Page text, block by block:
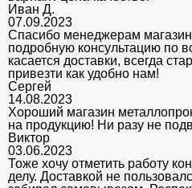
Иван Д.
07.09.2023
Спасибо менеджерам
подробную консультацию по
касается доставки, всегда
привезти как удобно нам!
Сергей
14.08.2023
Хороший магазин
на продукцию! Ни разу не
Виктор
03.06.2023
Тоже хочу отметить работу
делу. Доставкой не